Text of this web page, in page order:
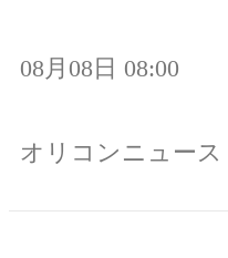
08月08日 08:00
オリコンニュース